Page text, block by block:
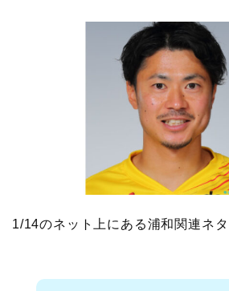
t
e
n
a
r
n
o
t
e
1/14のネット上にある浦和関連ネタ